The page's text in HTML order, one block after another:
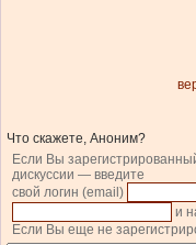
Что скажете, Аноним?
Если Вы
дискуссии — введите
свой логин (email)
и
Если Вы еще не